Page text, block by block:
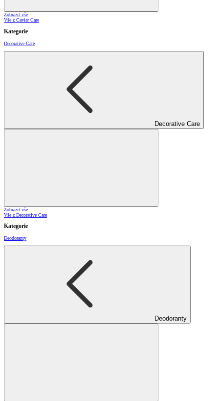
Zobrazit vše
Vše z Caviar Care
Kategorie
Decorative Care
Decorative Care
Zobrazit vše
Vše z Decorative Care
Kategorie
Deodoranty
Deodoranty